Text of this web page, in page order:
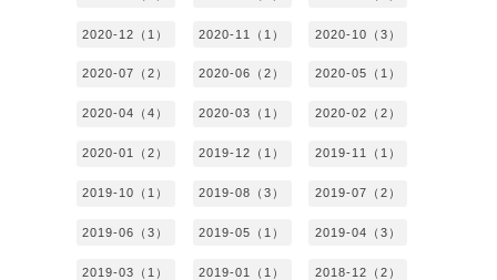
2020-12（1） 2020-11（1） 2020-10（3）
2020-07（2） 2020-06（2） 2020-05（1）
2020-04（4） 2020-03（1） 2020-02（2）
2020-01（2） 2019-12（1） 2019-11（1）
2019-10（1） 2019-08（3） 2019-07（2）
2019-06（3） 2019-05（1） 2019-04（3）
2019-03（1） 2019-01（1） 2018-12（2）